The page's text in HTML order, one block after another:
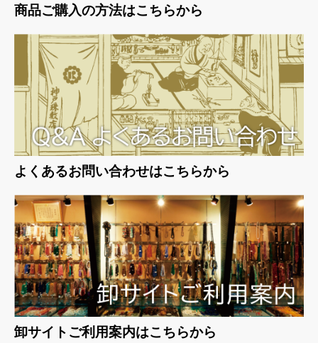
商品ご購入の方法はこちらから
よくあるお問い合わせはこちらから
卸サイトご利用案内はこちらから